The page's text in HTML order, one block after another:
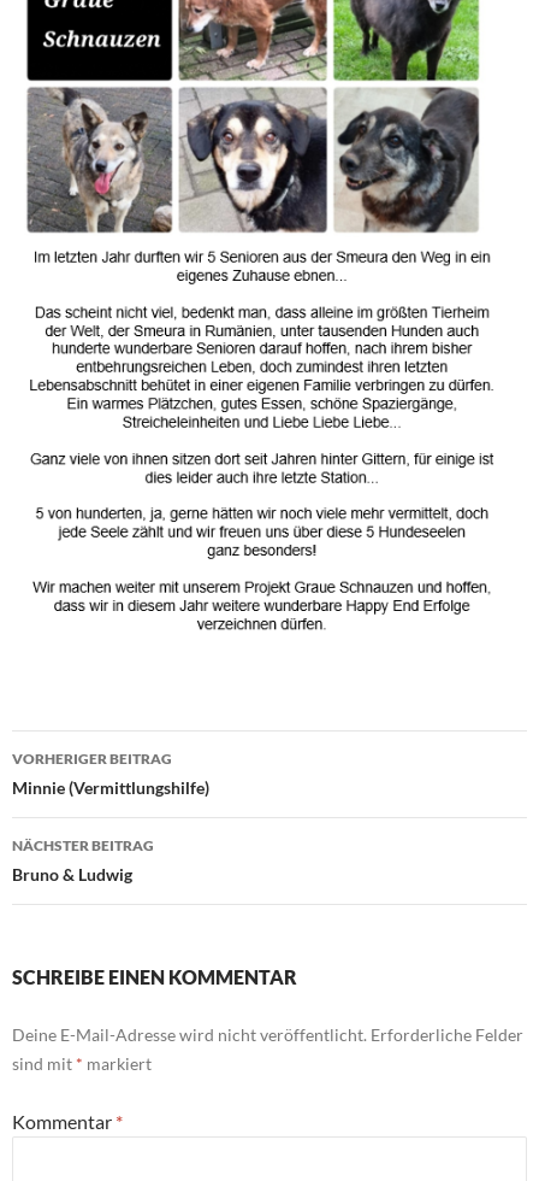
Beitragsnavigation
VORHERIGER BEITRAG
Minnie (Vermittlungshilfe)
NÄCHSTER BEITRAG
Bruno & Ludwig
SCHREIBE EINEN KOMMENTAR
Deine E-Mail-Adresse wird nicht veröffentlicht. Erforderliche Felder
sind mit * markiert
Kommentar *